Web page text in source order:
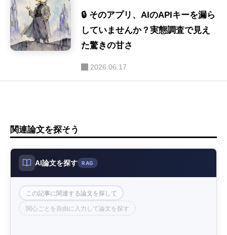
画像生成
音声 (9)
LLM-as-a-Judge
🔒 そのアプリ、AIのAPIキーを漏ら
していませんか？実態調査で見え
た驚きの甘さ
2026.06.17
関連論文を探そう
AI論文を探す RAG
この記事に関連する論文を探して
関心ごとを自由に入力して論文を探す